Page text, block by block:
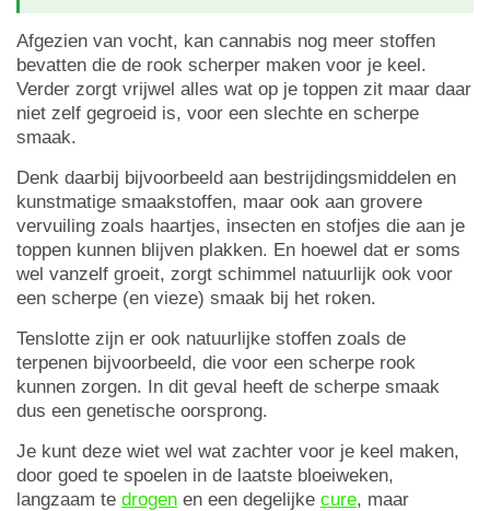
Afgezien van vocht, kan cannabis nog meer stoffen
bevatten die de rook scherper maken voor je keel.
Verder zorgt vrijwel alles wat op je toppen zit maar daar
niet zelf gegroeid is, voor een slechte en scherpe
smaak.
Denk daarbij bijvoorbeeld aan bestrijdingsmiddelen en
kunstmatige smaakstoffen, maar ook aan grovere
vervuiling zoals haartjes, insecten en stofjes die aan je
toppen kunnen blijven plakken. En hoewel dat er soms
wel vanzelf groeit, zorgt schimmel natuurlijk ook voor
een scherpe (en vieze) smaak bij het roken.
Tenslotte zijn er ook natuurlijke stoffen zoals de
terpenen bijvoorbeeld, die voor een scherpe rook
kunnen zorgen. In dit geval heeft de scherpe smaak
dus een genetische oorsprong.
Je kunt deze wiet wel wat zachter voor je keel maken,
door goed te spoelen in de laatste bloeiweken,
langzaam te drogen en een degelijke cure, maar